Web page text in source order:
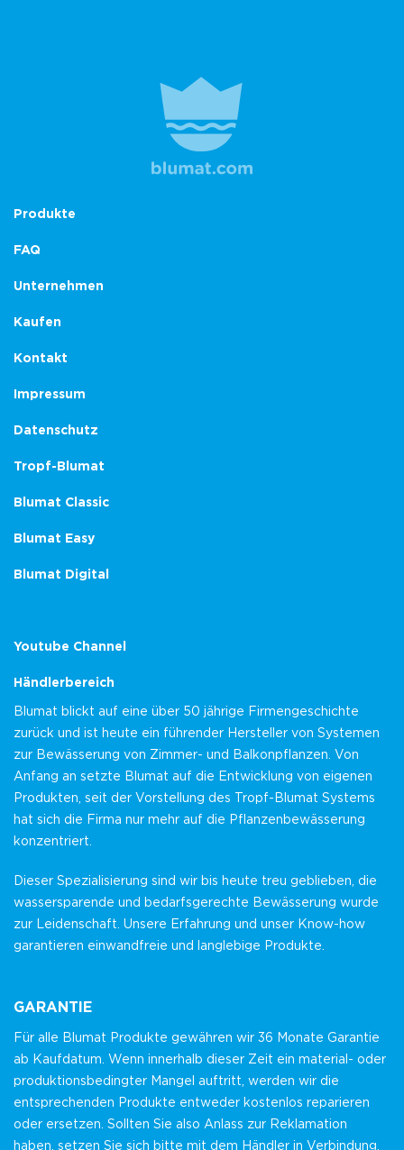
Produkte
FAQ
Unternehmen
Kaufen
Kontakt
Impressum
Datenschutz
Tropf-Blumat
Blumat Classic
Blumat Easy
Blumat Digital
Youtube Channel
Händlerbereich
Blumat blickt auf eine über 50 jährige Firmengeschichte
zurück und ist heute ein führender Hersteller von Systemen
zur Bewässerung von Zimmer- und Balkonpflanzen. Von
Anfang an setzte Blumat auf die Entwicklung von eigenen
Produkten, seit der Vorstellung des Tropf-Blumat Systems
hat sich die Firma nur mehr auf die Pflanzenbewässerung
konzentriert.
Dieser Spezialisierung sind wir bis heute treu geblieben, die
wassersparende und bedarfsgerechte Bewässerung wurde
zur Leidenschaft. Unsere Erfahrung und unser Know-how
garantieren einwandfreie und langlebige Produkte.
GARANTIE
Für alle Blumat Produkte gewähren wir 36 Monate Garantie
ab Kaufdatum. Wenn innerhalb dieser Zeit ein material- oder
produktionsbedingter Mangel auftritt, werden wir die
entsprechenden Produkte entweder kostenlos reparieren
oder ersetzen. Sollten Sie also Anlass zur Reklamation
haben, setzen Sie sich bitte mit dem Händler in Verbindung,